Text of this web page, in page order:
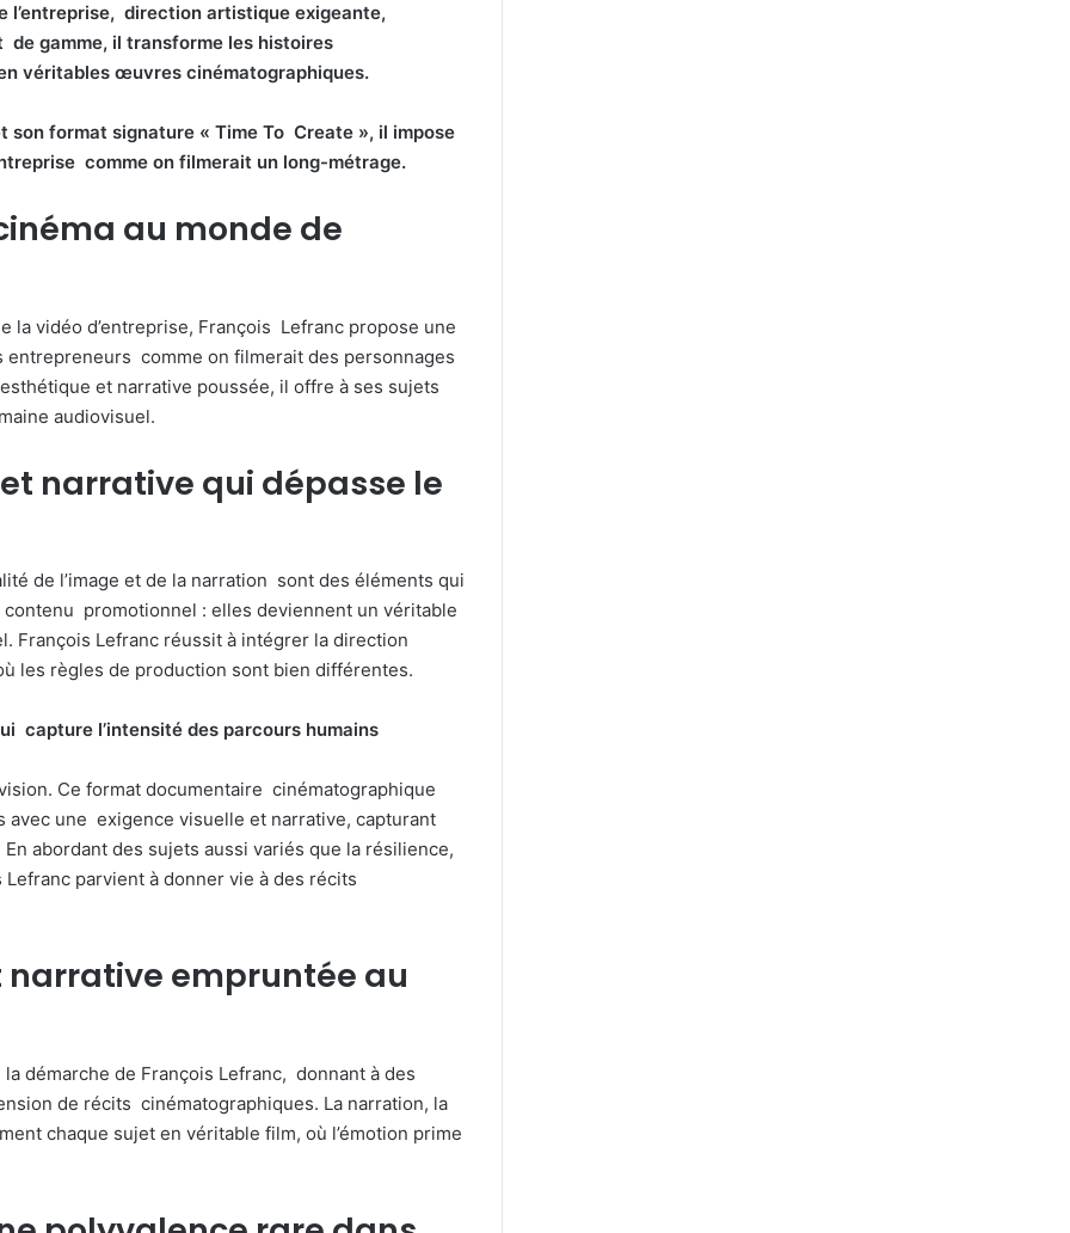
l’entreprise, direction artistique exigeante,
gamme, il transforme les histoires
véritables œuvres cinématographiques.
son format signature « Time To Create », il impose
comme on filmerait un long-métrage.
au monde de
la vidéo d’entreprise, François Lefranc propose une
comme on filmerait des personnages
et narrative poussée, il offre à ses sujets
audiovisuel.
narrative qui dépasse le
de l’image et de la narration sont des éléments qui
promotionnel : elles deviennent un véritable
François Lefranc réussit à intégrer la direction
les règles de production sont bien différentes.
capture l’intensité des parcours humains
Ce format documentaire cinématographique
une exigence visuelle et narrative, capturant
abordant des sujets aussi variés que la résilience,
parvient à donner vie à des récits
narrative empruntée au
démarche de François Lefranc, donnant à des
de récits cinématographiques. La narration, la
chaque sujet en véritable film, où l’émotion prime